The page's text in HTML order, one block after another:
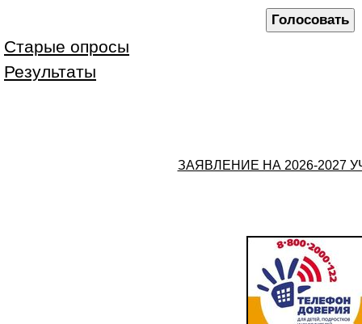
Старые опросы
Результаты
ЗАЯВЛЕНИЕ НА 2026-2027